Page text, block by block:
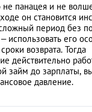
панацея и не
он становится
период без
использовать его
возврата. Тогда
действительно
займ до зарплаты,
давление.